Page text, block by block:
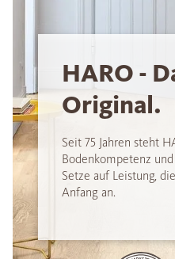
HARO -
Original.
Seit 75 Jahren steht
Bodenkompetenz
Setze auf Leistung,
Anfang an.